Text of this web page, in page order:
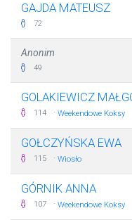
GAJDA MATEUSZ
72
Anonim
49
GOLAKIEWICZ
114 · Weekendowe Koksy
GOŁCZYŃSKA EWA
115 · Wiosło
GÓRNIK ANNA
107 · Weekendowe Koksy